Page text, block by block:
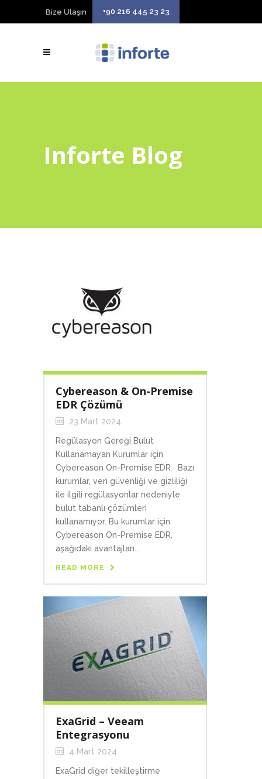
Bize Ulaşın +90 216 445 23 23
Inforte Blog
Cybereason & On-Premise
EDR Çözümü
23 Mart 2024
Regülasyon Gereği Bulut
Kullanamayan Kurumlar için
Cybereason On-Premise EDR Bazı
kurumlar, veri güvenliği ve gizliliği
ile ilgili regülasyonlar nedeniyle
bulut tabanlı çözümleri
kullanamıyor. Bu kurumlar için
Cybereason On-Premise EDR,
aşağıdaki avantajları...
READ MORE
ExaGrid – Veeam
Entegrasyonu
4 Mart 2024
ExaGrid diğer tekilleştirme